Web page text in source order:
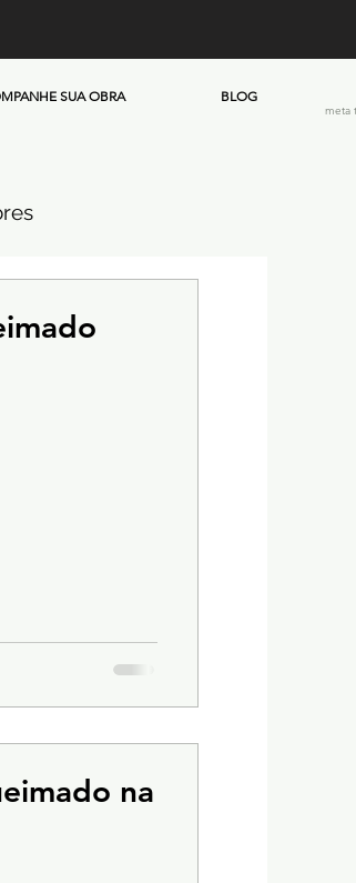
SUA OBRA BLOG
meta
na